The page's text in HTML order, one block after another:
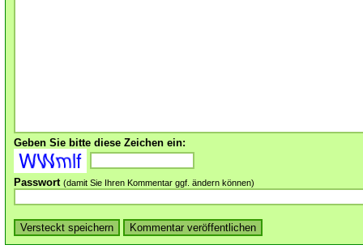
Geben Sie bitte diese Zeichen ein:
Passwort (damit Sie Ihren Kommentar ggf. ändern können)